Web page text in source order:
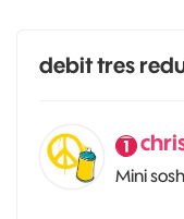
debit tres
Mini